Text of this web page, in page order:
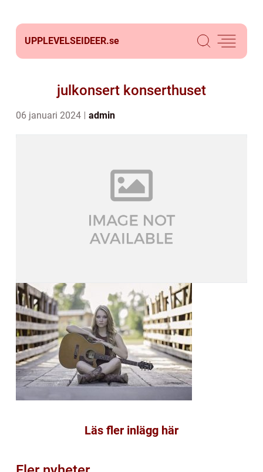
UPPLEVELSEIDEER.se
julkonsert konserthuset
06 januari 2024 admin
Läs fler inlägg här